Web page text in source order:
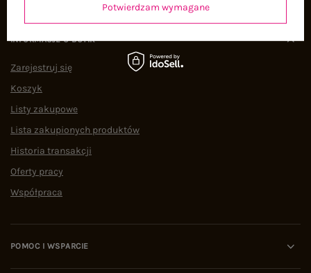
INFORMACJE O BUTIK
Zarejestruj się
Koszyk
Listy zakupowe
Lista zakupionych produktów
Historia transakcji
Oferty pracy
Współpraca
POMOC I WSPARCIE
Potwierdzam wymagane